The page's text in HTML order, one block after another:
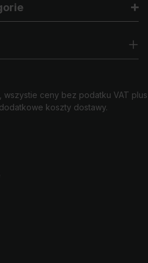
ceny bez podatku VAT plus
koszty dostawy.